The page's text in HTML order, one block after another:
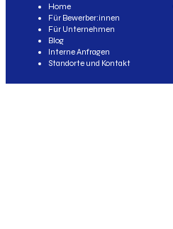
Home
Für Bewerber:innen
Für Unternehmen
Blog
Interne Anfragen
Standorte und Kontakt